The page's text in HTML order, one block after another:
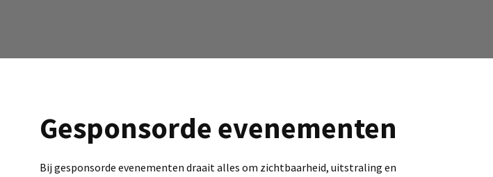
Gesponsorde evenementen
Bij gesponsorde evenementen draait alles om zichtbaarheid, uitstraling en